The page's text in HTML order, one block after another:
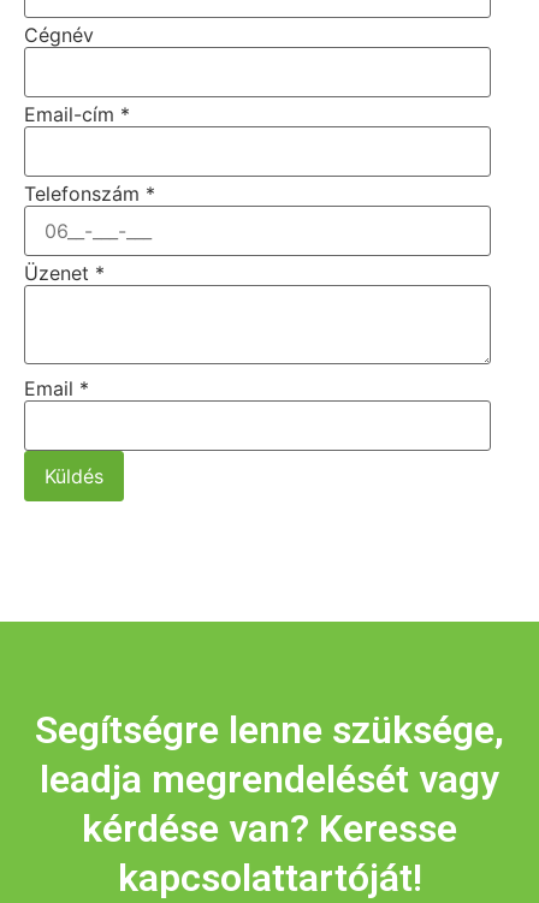
Cégnév
Email-cím *
Telefonszám *
Üzenet *
Email *
Küldés
Segítségre lenne szüksége,
leadja megrendelését vagy
kérdése van? Keresse
kapcsolattartóját!